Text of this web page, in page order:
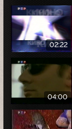
02:22
04:00